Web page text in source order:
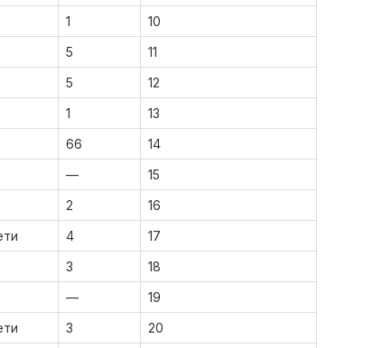
1
10
5
11
5
12
1
13
66
14
—
15
2
16
4
17
3
18
—
19
3
20